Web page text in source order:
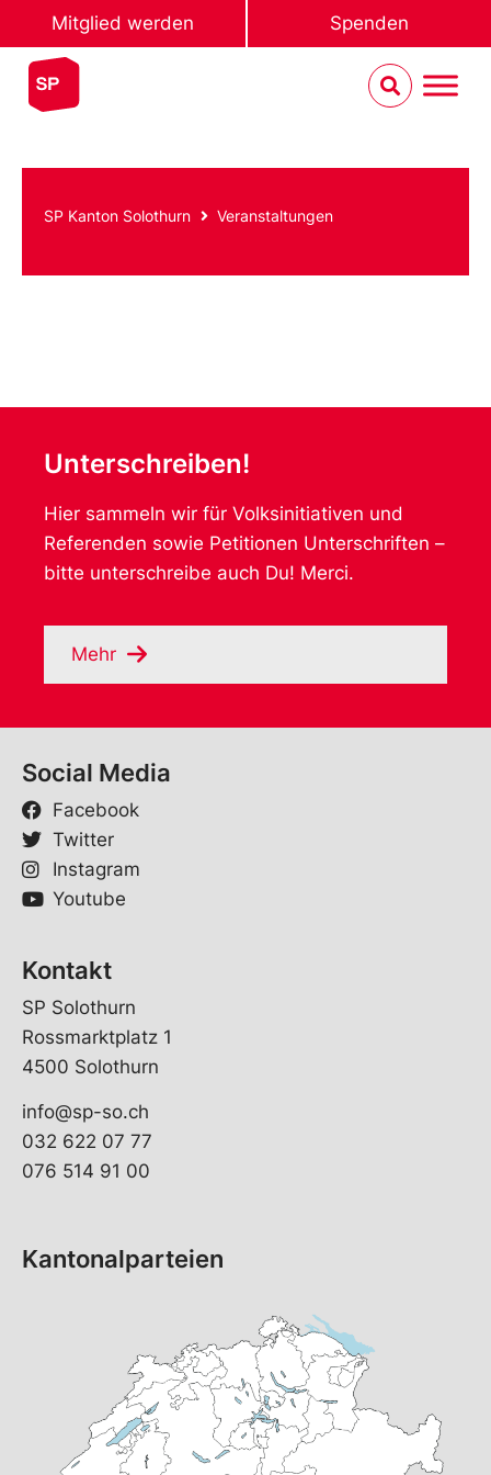
Mitglied werden Spenden
SP Kanton Solothurn Veranstaltungen
Unterschreiben!
Hier sammeln wir für Volksinitiativen und
Referenden sowie Petitionen Unterschriften –
bitte unterschreibe auch Du! Merci.
Mehr
Social Media
Facebook
Twitter
Instagram
Youtube
Kontakt
SP Solothurn
Rossmarktplatz 1
4500 Solothurn
info@sp-so.ch
032 622 07 77
076 514 91 00
Kantonalparteien